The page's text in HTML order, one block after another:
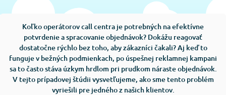
Koľko operátorov call centra je potrebných na efektívne
potvrdenie a spracovanie objednávok? Dokážu reagovať
dostatočne rýchlo bez toho, aby zákazníci čakali? Aj keď to
funguje v bežných podmienkach, po úspešnej reklamnej kampani
sa to často stáva úzkym hrdlom pri prudkom náraste objednávok.
V tejto prípadovej štúdii vysvetľujeme, ako sme tento problém
vyriešili pre jedného z našich klientov.